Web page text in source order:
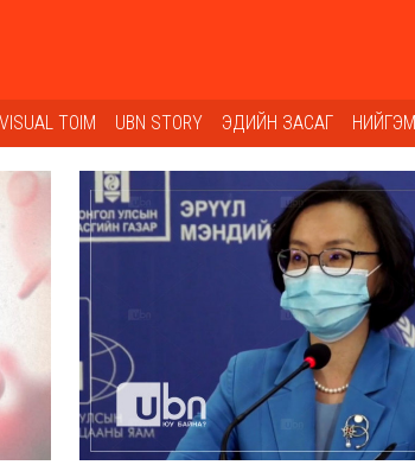
VISUAL TOIM UBN STORY ЭДИЙН ЗАСАГ НИЙГЭМ